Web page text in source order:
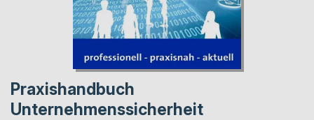
Praxishandbuch
Unternehmenssicherheit